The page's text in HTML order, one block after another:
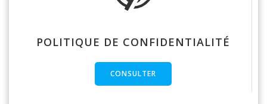
POLITIQUE DE CONFIDENTIALITÉ
CONSULTER